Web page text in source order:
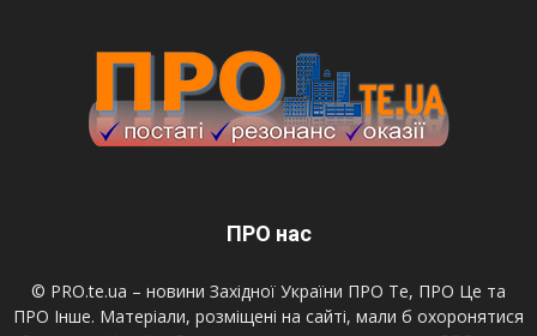
ПРО нас
© PRO.te.ua – новини Західної України ПРО Те, ПРО Це та
ПРО Інше. Матеріали, розміщені на сайті, мали б охоронятися